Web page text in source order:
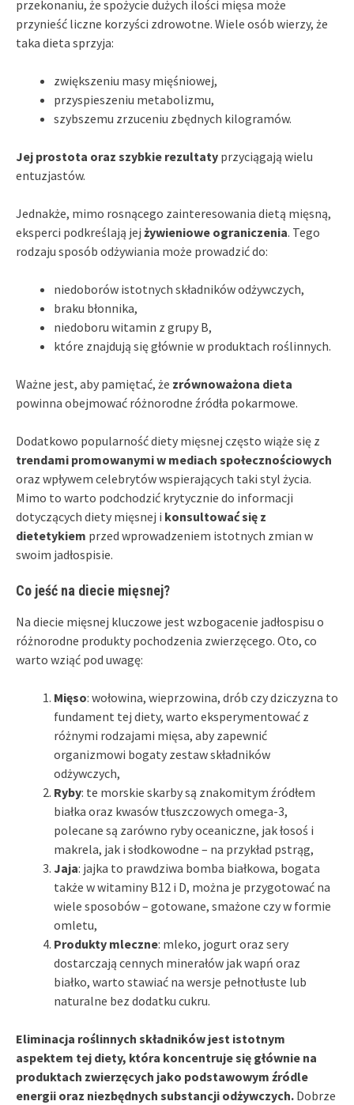
przekonaniu, że spożycie dużych ilości mięsa może
przynieść liczne korzyści zdrowotne. Wiele osób wierzy, że
taka dieta sprzyja:
zwiększeniu masy mięśniowej,
przyspieszeniu metabolizmu,
szybszemu zrzuceniu zbędnych kilogramów.
Jej prostota oraz szybkie rezultaty przyciągają wielu
entuzjastów.
Jednakże, mimo rosnącego zainteresowania dietą mięsną,
eksperci podkreślają jej żywieniowe ograniczenia. Tego
rodzaju sposób odżywiania może prowadzić do:
niedoborów istotnych składników odżywczych,
braku błonnika,
niedoboru witamin z grupy B,
które znajdują się głównie w produktach roślinnych.
Ważne jest, aby pamiętać, że zrównoważona dieta
powinna obejmować różnorodne źródła pokarmowe.
Dodatkowo popularność diety mięsnej często wiąże się z
trendami promowanymi w mediach społecznościowych
oraz wpływem celebrytów wspierających taki styl życia.
Mimo to warto podchodzić krytycznie do informacji
dotyczących diety mięsnej i konsultować się z
dietetykiem przed wprowadzeniem istotnych zmian w
swoim jadłospisie.
Co jeść na diecie mięsnej?
Na diecie mięsnej kluczowe jest wzbogacenie jadłospisu o
różnorodne produkty pochodzenia zwierzęcego. Oto, co
warto wziąć pod uwagę:
Mięso: wołowina, wieprzowina, drób czy dziczyzna to
fundament tej diety, warto eksperymentować z
różnymi rodzajami mięsa, aby zapewnić
organizmowi bogaty zestaw składników
odżywczych,
Ryby: te morskie skarby są znakomitym źródłem
białka oraz kwasów tłuszczowych omega-3,
polecane są zarówno ryby oceaniczne, jak łosoś i
makrela, jak i słodkowodne – na przykład pstrąg,
Jaja: jajka to prawdziwa bomba białkowa, bogata
także w witaminy B12 i D, można je przygotować na
wiele sposobów – gotowane, smażone czy w formie
omletu,
Produkty mleczne: mleko, jogurt oraz sery
dostarczają cennych minerałów jak wapń oraz
białko, warto stawiać na wersje pełnotłuste lub
naturalne bez dodatku cukru.
Eliminacja roślinnych składników jest istotnym
aspektem tej diety, która koncentruje się głównie na
produktach zwierzęcych jako podstawowym źródle
energii oraz niezbędnych substancji odżywczych. Dobrze